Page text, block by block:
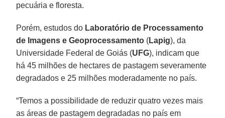
pecuária e floresta.
Porém, estudos do Laboratório de Processamento
de Imagens e Geoprocessamento (Lapig), da
Universidade Federal de Goiás (UFG), indicam que
há 45 milhões de hectares de pastagem severamente
degradados e 25 milhões moderadamente no país.
“Temos a possibilidade de reduzir quatro vezes mais
as áreas de pastagem degradadas no país em